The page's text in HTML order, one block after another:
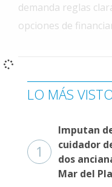
Familia
Clasificados
demanda reglas
opciones de
LO MÁS
1
Imputan
cuidador
dos
Mar del